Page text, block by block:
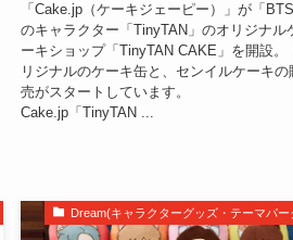
「Cake.jp（ケーキジェーピー）」が「BTS
のキャラクター「TinyTAN」のオリジナル
ーキショップ「TinyTAN CAKE」を開設。
リジナルのケーキ缶と、センイルケーキの
売がスタートしています。
Cake.jp「TinyTAN ...
Dream(キャラクターグッズ・テーマパー